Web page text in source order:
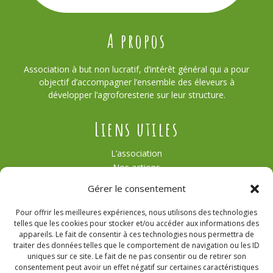
Gérer le consentement
Pour offrir les meilleures expériences, nous utilisons des technologies
telles que les cookies pour stocker et/ou accéder aux informations des
appareils. Le fait de consentir à ces technologies nous permettra de
traiter des données telles que le comportement de navigation ou les ID
uniques sur ce site. Le fait de ne pas consentir ou de retirer son
consentement peut avoir un effet négatif sur certaines caractéristiques
A propos
Association à but non lucratif, d’intérêt général qui a pour
objectif d’accompagner l’ensemble des éleveurs à
développer l’agroforesterie sur leur structure.
Liens utiles
L’association
Nos actions
Actualités
Contact
Agroforesterie
Nous contacter